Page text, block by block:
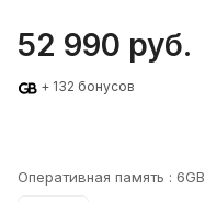
52 990 руб.
+ 132 бонусов
Оперативная память : 6GB